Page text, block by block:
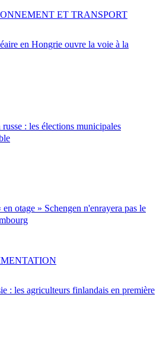
en Hongrie ouvre la voie à la
ET TRANSPORT
: les élections municipales
otage » Schengen n'enrayera pas le
: les agriculteurs finlandais en première